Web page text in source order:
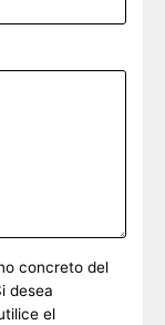
concreto del
desea
el